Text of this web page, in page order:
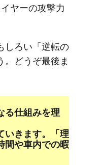
ヤーの攻撃力
しろい「逆転の
。どうぞ最後ま
る仕組みを理
いきます。「理
間や車内での暇